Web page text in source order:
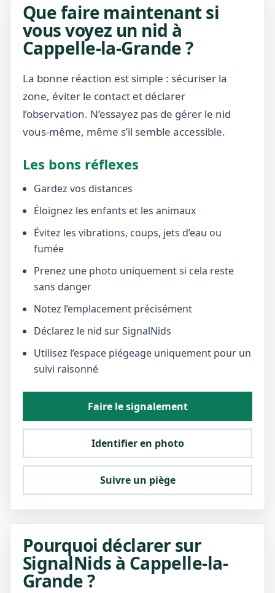
Que faire maintenant si
vous voyez un nid à
Cappelle-la-Grande ?
La bonne réaction est simple : sécuriser la
zone, éviter le contact et déclarer
l’observation. N’essayez pas de gérer le nid
vous-même, même s’il semble accessible.
Les bons réflexes
Gardez vos distances
Éloignez les enfants et les animaux
Évitez les vibrations, coups, jets d’eau ou
fumée
Prenez une photo uniquement si cela reste
sans danger
Notez l’emplacement précisément
Déclarez le nid sur SignalNids
Utilisez l’espace piégeage uniquement pour un
suivi raisonné
Faire le signalement
Identifier en photo
Suivre un piège
Pourquoi déclarer sur
SignalNids à Cappelle-la-
Grande ?